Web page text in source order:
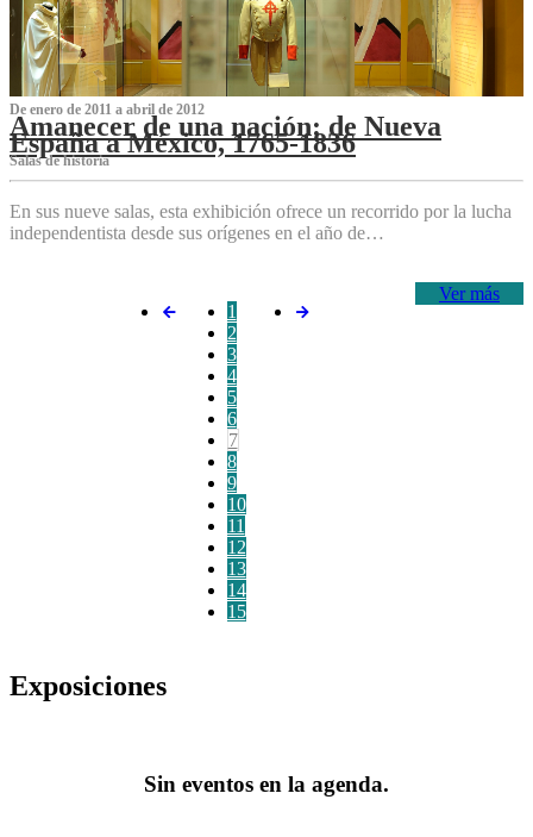
De enero de 2011 a abril de 2012
Amanecer de una nación: de Nueva
España a México, 1765-1836
Salas de historia
En sus nueve salas, esta exhibición ofrece un recorrido por la lucha
independentista desde sus orígenes en el año de…
Ver más
1
2
3
4
5
6
7
8
9
10
11
12
13
14
15
Exposiciones
Sin eventos en la agenda.